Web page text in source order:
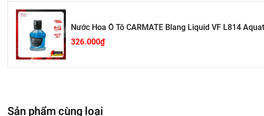
- Nước hoa quá nặng quyện với mùi ẩm mốc trên bộ thảm lót sàn.
Đã đến lúc thay đổi những điều đó để chào đón:
Nước Hoa Ô Tô CARMATE Blang Liquid VF L814
326.000₫
Sản phẩm cùng loại